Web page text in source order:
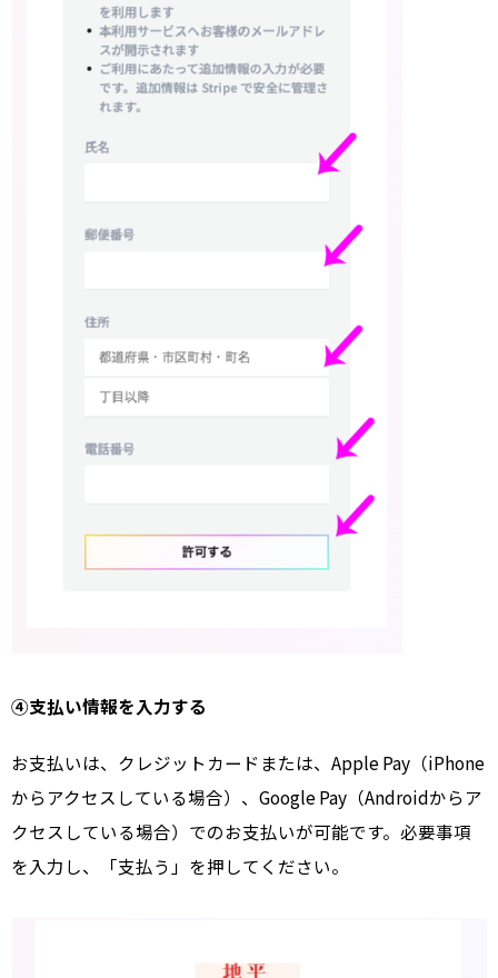
④支払い情報を入力する
お支払いは、クレジットカードまたは、Apple Pay（iPhone
からアクセスしている場合）、Google Pay（Androidからア
クセスしている場合）でのお支払いが可能です。必要事項
を入力し、「支払う」を押してください。